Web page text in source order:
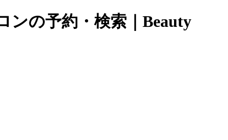
ンの予約・検索｜Beauty